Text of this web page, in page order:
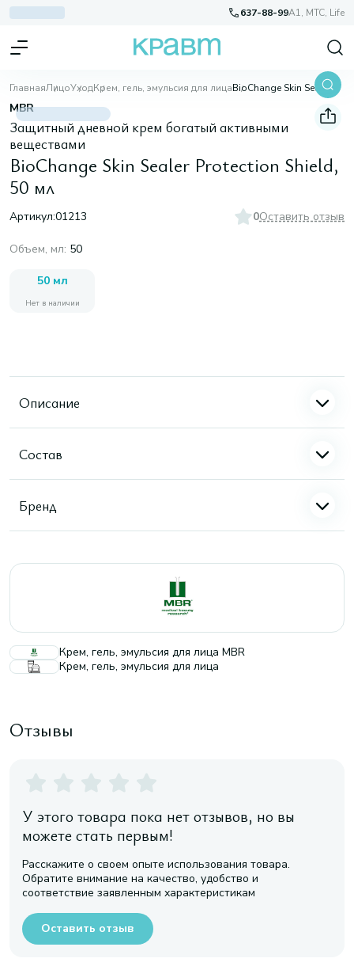
637-88-99A1, МТС, Life
ГлавнаяЛицоУходКрем, гель, эмульсия для лица BioChange Skin Sealer Protection Shield, 50 мл
MBR
Защитный дневной крем богатый активными
веществами
BioChange Skin Sealer Protection Shield,
50 мл
Артикул:01213 0Оставить отзыв
Объем, мл: 50
50 мл
Нет в наличии
Описание
Состав
Бренд
Крем, гель, эмульсия для лица MBR
Крем, гель, эмульсия для лица
Отзывы
У этого товара пока нет отзывов, но вы
можете стать первым!
Расскажите о своем опыте использования товара.
Обратите внимание на качество, удобство и
соответствие заявленным характеристикам
Оставить отзыв